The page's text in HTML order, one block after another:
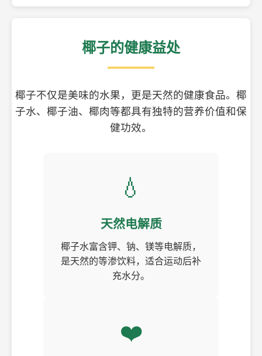
椰子的健康益处
椰子不仅是美味的水果，更是天然的健康食品。椰
子水、椰子油、椰肉等都具有独特的营养价值和保
健功效。
💧
天然电解质
椰子水富含钾、钠、镁等电解质，
是天然的等渗饮料，适合运动后补
充水分。
❤️